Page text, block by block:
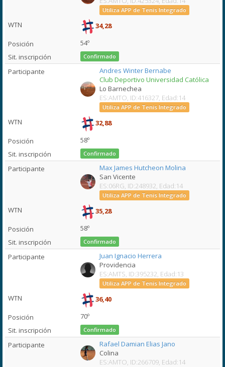
Utiliza APP de Tenis Integrado
34,28
54º
Confirmado
Andres Winter Bernabe
Club Deportivo Universidad Católica
Lo Barnechea
ES:AMTO, ID:416327, Edad:14
Utiliza APP de Tenis Integrado
32,88
58º
Confirmado
Max James Hutcheon Molina
San Vicente
ES:06RG, ID:248932, Edad:14
Utiliza APP de Tenis Integrado
35,28
58º
Confirmado
Juan Ignacio Herrera
Providencia
ES:AMTS, ID:395232, Edad:13
Utiliza APP de Tenis Integrado
36,40
70º
Confirmado
Rafael Damian Elias Jano
Colina
ES:AMTO, ID:266709, Edad:14